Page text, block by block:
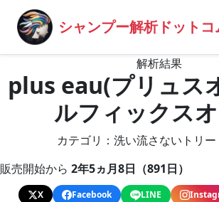
シャンプー解析ドットコ
解析結果
plus eau(プリュス
ルフィックス
カテゴリ：洗い流さないトリー
販売開始から 2年5ヵ月8日（891日）
X Facebook LINE